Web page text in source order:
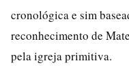
cronológica e sim
reconhecimento de
pela igreja primitiva.